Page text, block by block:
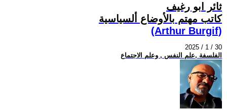
ثائر ابو رغيف
كاتب مهتم بالأوضاع ألسياسية
(Arthur Burgif)
2025 / 1 / 30
الفلسفة ,علم النفس , وعلم الاجتماع